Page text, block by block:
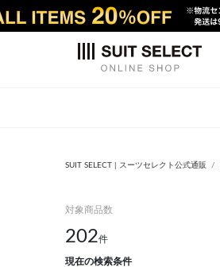
SUIT SELECT | スーツセレクト公式通販
対象商品数
202件
現在の検索条件